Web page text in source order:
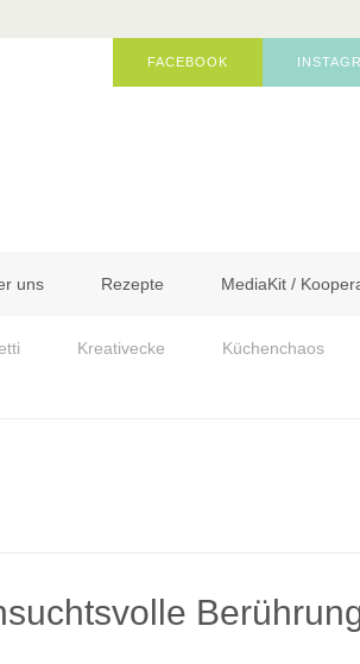
FACEBOOK
uns Rezepte MediaKit /
Kreativecke Küchenchaos